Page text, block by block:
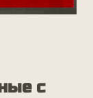
с